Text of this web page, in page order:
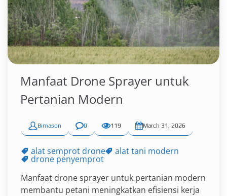
Manfaat Drone Sprayer untuk
Pertanian Modern
Bimason 0 119 March 31, 2026
alat semprot drone alat tani modern
drone penyemprot
Manfaat drone sprayer untuk pertanian modern
membantu petani meningkatkan efisiensi kerja